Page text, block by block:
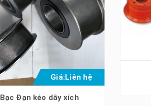
Giá:Liên hệ
Bạc Đạn kéo dây xích